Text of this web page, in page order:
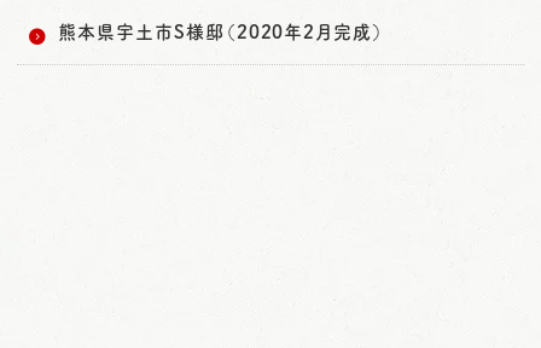
熊本県宇土市S様邸（2020年2月完成）